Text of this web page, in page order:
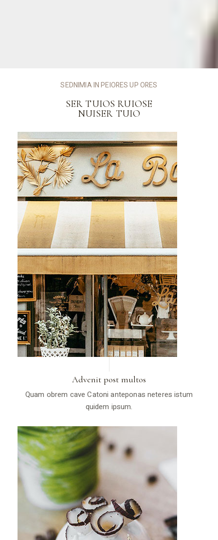
SEDNIMIA IN PEIORES UP ORES
SER TUIOS RUIOSE
NUISER TUIO
Advenit post multos
Quam obrem cave Catoni anteponas neteres istum
quidem ipsum.